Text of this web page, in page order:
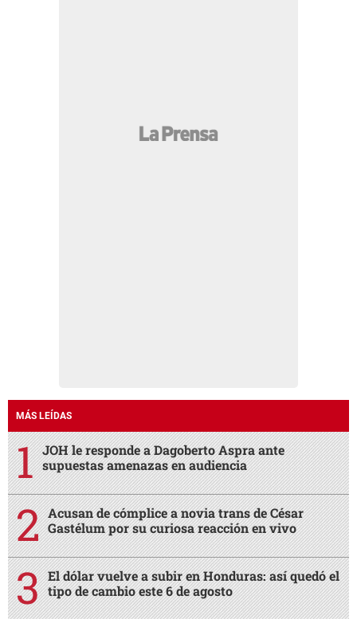
MÁS LEÍDAS
JOH le responde a Dagoberto Aspra ante
supuestas amenazas en audiencia
Acusan de cómplice a novia trans de César
Gastélum por su curiosa reacción en vivo
El dólar vuelve a subir en Honduras: así quedó el
tipo de cambio este 6 de agosto